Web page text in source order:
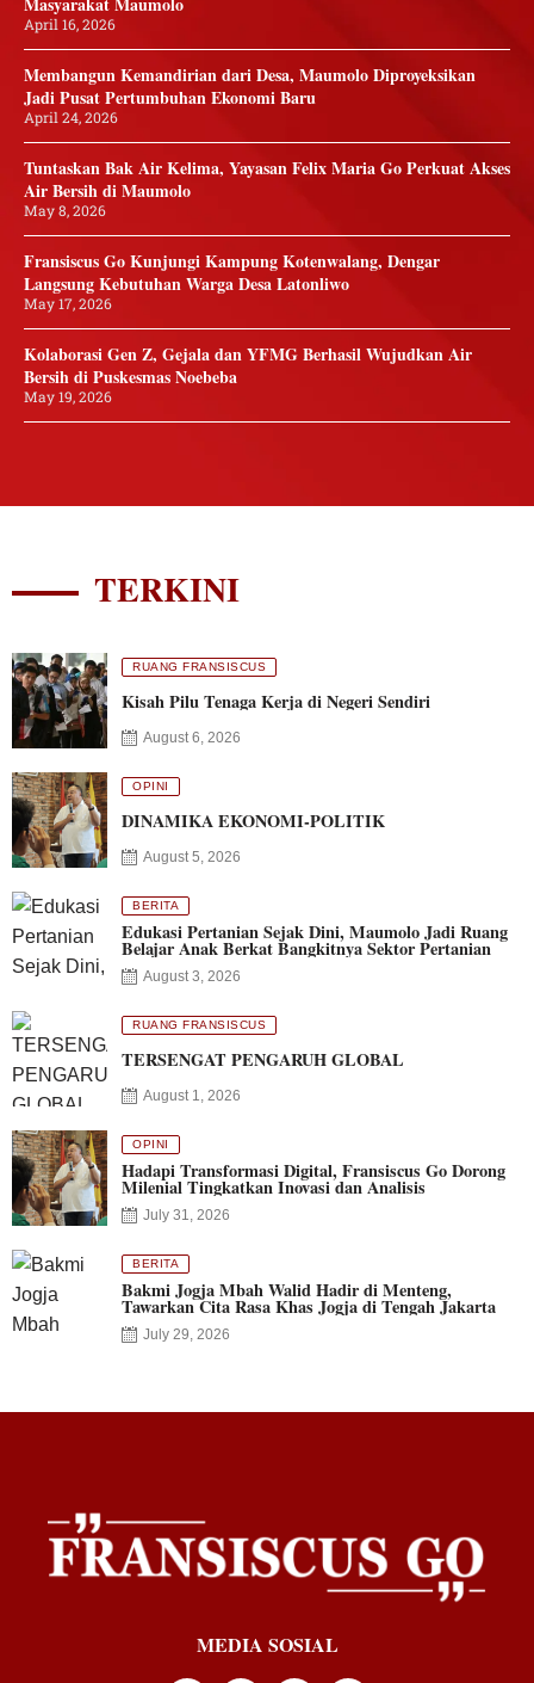
April 16, 2026
Membangun Kemandirian dari Desa, Maumolo Diproyeksikan
Jadi Pusat Pertumbuhan Ekonomi Baru
April 24, 2026
Tuntaskan Bak Air Kelima, Yayasan Felix Maria Go Perkuat Akses
Air Bersih di Maumolo
May 8, 2026
Fransiscus Go Kunjungi Kampung Kotenwalang, Dengar
Langsung Kebutuhan Warga Desa Latonliwo
May 17, 2026
Kolaborasi Gen Z, Gejala dan YFMG Berhasil Wujudkan Air
Bersih di Puskesmas Noebeba
May 19, 2026
TERKINI
RUANG FRANSISCUS
Kisah Pilu Tenaga Kerja di Negeri Sendiri
August 6, 2026
OPINI
DINAMIKA EKONOMI-POLITIK
August 5, 2026
BERITA
Edukasi Pertanian Sejak Dini, Maumolo Jadi Ruang
Belajar Anak Berkat Bangkitnya Sektor Pertanian
August 3, 2026
RUANG FRANSISCUS
TERSENGAT PENGARUH GLOBAL
August 1, 2026
OPINI
Hadapi Transformasi Digital, Fransiscus Go Dorong
Milenial Tingkatkan Inovasi dan Analisis
July 31, 2026
BERITA
Bakmi Jogja Mbah Walid Hadir di Menteng,
Tawarkan Cita Rasa Khas Jogja di Tengah Jakarta
July 29, 2026
MEDIA SOSIAL